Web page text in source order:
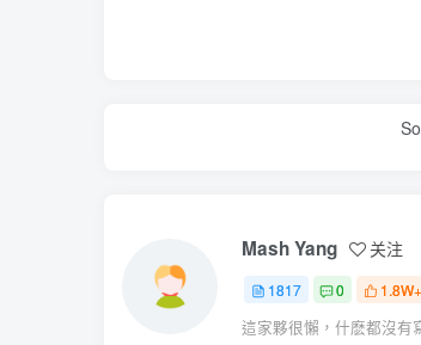
Mash Yang 关注
1817 0 1.8W+
這家夥很懶，什麽都沒有